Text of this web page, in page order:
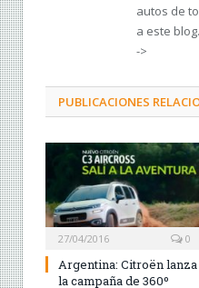
autos de
a este
->
PUBLICACIONES
27/04/2016 0
Argentina: Citroën lanza
la campaña de 360º